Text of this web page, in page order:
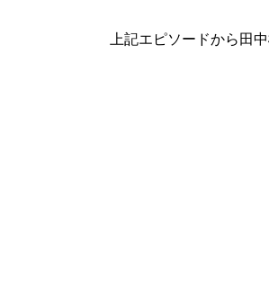
上記エピソードから田